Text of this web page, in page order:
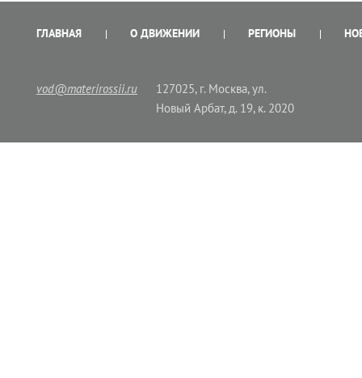
ГЛАВНАЯ О ДВИЖЕНИИ РЕГИОНЫ
vod@materirossii.ru
127025, г. Москва, ул.
Новый Арбат, д. 19, к. 2020